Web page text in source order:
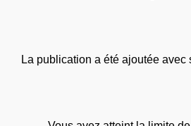
La publication a été ajoutée avec